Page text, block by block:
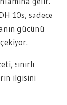
10s, sadece
gücünü
sınırlı
ilgisini